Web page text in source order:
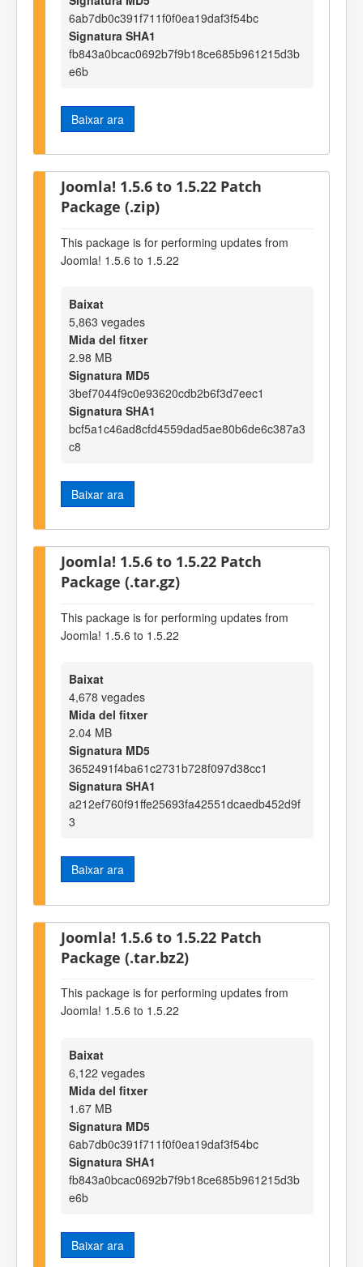
6ab7db0c391f711f0f0ea19daf3f54bc
Signatura SHA1
fb843a0bcac0692b7f9b18ce685b961215d3b
e6b
Baixar ara
Joomla! 1.5.6 to 1.5.22 Patch
Package (.zip)
This package is for performing updates from
Joomla! 1.5.6 to 1.5.22
Baixat
5,863 vegades
Mida del fitxer
2.98 MB
Signatura MD5
3bef7044f9c0e93620cdb2b6f3d7eec1
Signatura SHA1
bcf5a1c46ad8cfd4559dad5ae80b6de6c387a3
c8
Baixar ara
Joomla! 1.5.6 to 1.5.22 Patch
Package (.tar.gz)
This package is for performing updates from
Joomla! 1.5.6 to 1.5.22
Baixat
4,678 vegades
Mida del fitxer
2.04 MB
Signatura MD5
3652491f4ba61c2731b728f097d38cc1
Signatura SHA1
a212ef760f91ffe25693fa42551dcaedb452d9f
3
Baixar ara
Joomla! 1.5.6 to 1.5.22 Patch
Package (.tar.bz2)
This package is for performing updates from
Joomla! 1.5.6 to 1.5.22
Baixat
6,122 vegades
Mida del fitxer
1.67 MB
Signatura MD5
6ab7db0c391f711f0f0ea19daf3f54bc
Signatura SHA1
fb843a0bcac0692b7f9b18ce685b961215d3b
e6b
Baixar ara